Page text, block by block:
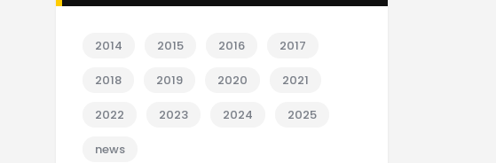
2014 2015 2016 2017
2018 2019 2020 2021
2022 2023 2024 2025
news